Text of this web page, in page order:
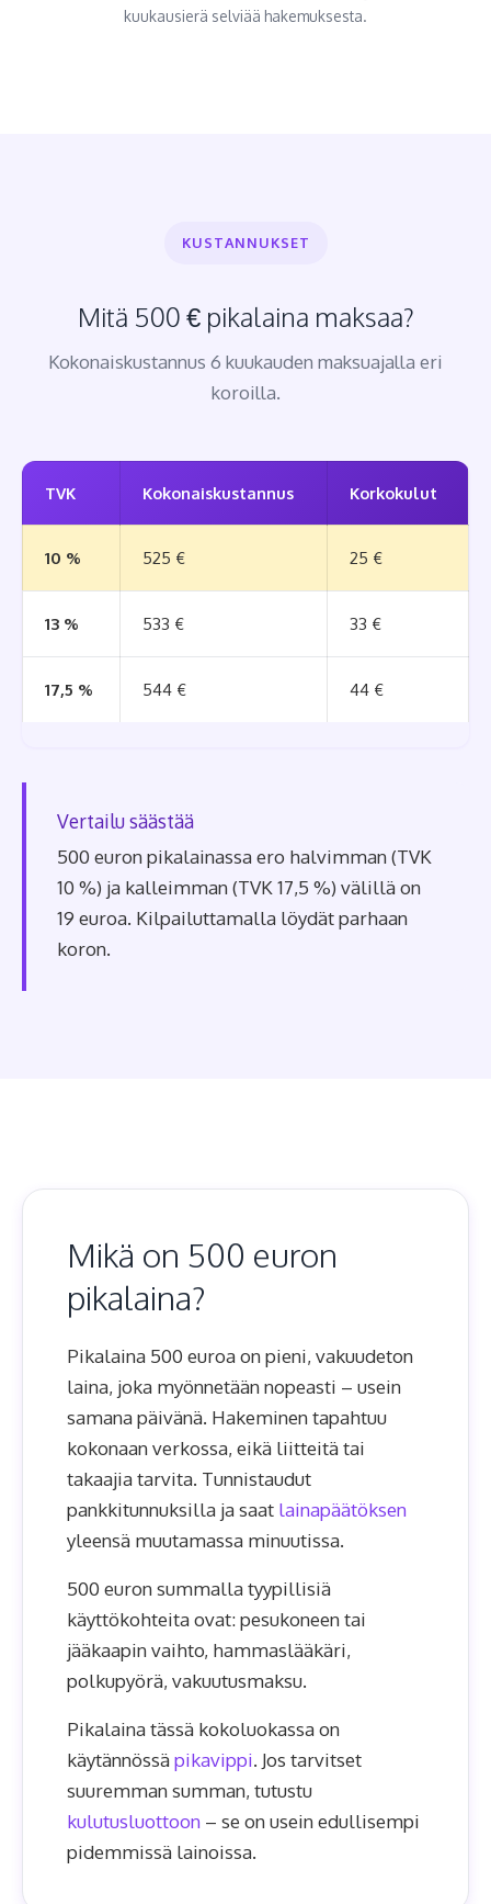
kuukausierä selviää hakemuksesta.
KUSTANNUKSET
Mitä 500 € pikalaina maksaa?
Kokonaiskustannus 6 kuukauden maksuajalla eri
koroilla.
TVK Kokonaiskustannus Korkokulut
10 % 525 € 25 €
13 % 533 € 33 €
17,5 % 544 € 44 €
Vertailu säästää
500 euron pikalainassa ero halvimman (TVK
10 %) ja kalleimman (TVK 17,5 %) välillä on
19 euroa. Kilpailuttamalla löydät parhaan
koron.
Mikä on 500 euron
pikalaina?
Pikalaina 500 euroa on pieni, vakuudeton
laina, joka myönnetään nopeasti – usein
samana päivänä. Hakeminen tapahtuu
kokonaan verkossa, eikä liitteitä tai
takaajia tarvita. Tunnistaudut
pankkitunnuksilla ja saat lainapäätöksen
yleensä muutamassa minuutissa.
500 euron summalla tyypillisiä
käyttökohteita ovat: pesukoneen tai
jääkaapin vaihto, hammaslääkäri,
polkupyörä, vakuutusmaksu.
Pikalaina tässä kokoluokassa on
käytännössäpikavippi. Jos tarvitset
suuremman summan, tutustu
kulutusluottoon – se on usein edullisempi
pidemmissä lainoissa.